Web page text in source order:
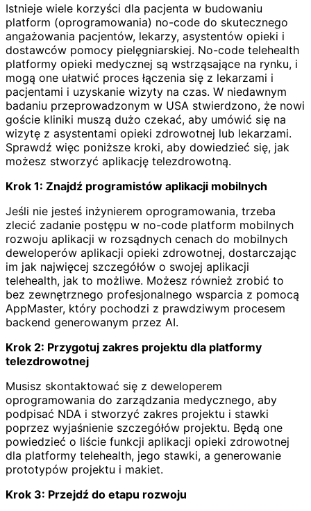
Istnieje wiele korzyści dla pacjenta w budowaniu
platform (oprogramowania) no-code do skutecznego
angażowania pacjentów, lekarzy, asystentów opieki i
dostawców pomocy pielęgniarskiej. No-code telehealth
platformy opieki medycznej są wstrząsające na rynku, i
mogą one ułatwić proces łączenia się z lekarzami i
pacjentami i uzyskanie wizyty na czas. W niedawnym
badaniu przeprowadzonym w USA stwierdzono, że nowi
goście kliniki muszą dużo czekać, aby umówić się na
wizytę z asystentami opieki zdrowotnej lub lekarzami.
Sprawdź więc poniższe kroki, aby dowiedzieć się, jak
możesz stworzyć aplikację telezdrowotną.
Krok 1: Znajdź programistów aplikacji mobilnych
Jeśli nie jesteś inżynierem oprogramowania, trzeba
zlecić zadanie postępu w no-code platform mobilnych
rozwoju aplikacji w rozsądnych cenach do mobilnych
deweloperów aplikacji opieki zdrowotnej, dostarczając
im jak najwięcej szczegółów o swojej aplikacji
telehealth, jak to możliwe. Możesz również zrobić to
bez zewnętrznego profesjonalnego wsparcia z pomocą
AppMaster, który pochodzi z prawdziwym procesem
backend generowanym przez AI.
Krok 2: Przygotuj zakres projektu dla platformy
telezdrowotnej
Musisz skontaktować się z deweloperem
oprogramowania do zarządzania medycznego, aby
podpisać NDA i stworzyć zakres projektu i stawki
poprzez wyjaśnienie szczegółów projektu. Będą one
powiedzieć o liście funkcji aplikacji opieki zdrowotnej
dla platformy telehealth, jego stawki, a generowanie
prototypów projektu i makiet.
Krok 3: Przejdź do etapu rozwoju